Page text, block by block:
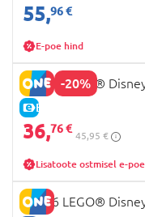
55,96 €
E-poe hind
-20%
E-HIND
43272 LEGO®
36,76 €
45,95 €
Lisatoote ostmisel e-
43266 LEGO®